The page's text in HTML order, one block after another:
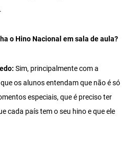
o Hino Nacional em sala de aula?
Sim, principalmente com a
os alunos entendam que não é só
especiais, que é preciso ter
cada país tem o seu hino e que ele